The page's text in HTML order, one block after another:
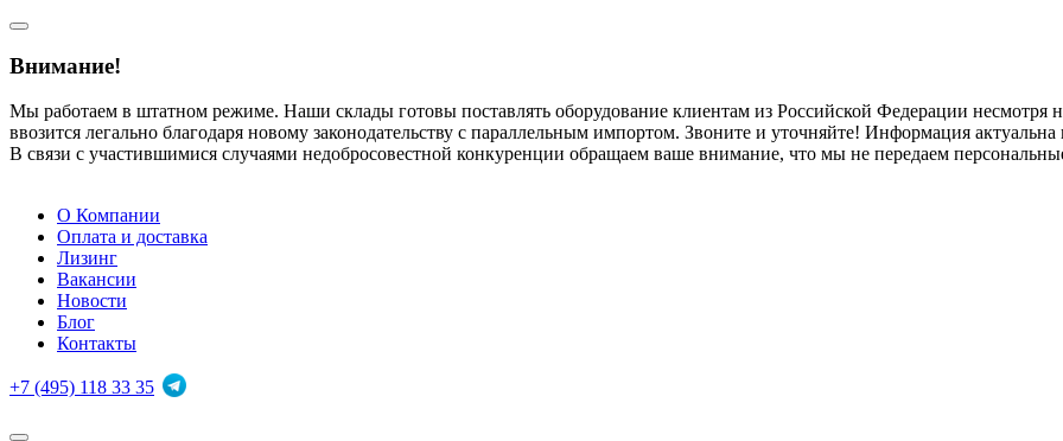
Внимание!
Мы работаем в штатном режиме. Наши склады готовы поставлять оборудование клиентам из Российской Федерации
ввозится легально благодаря новому законодательству с параллельным импортом. Звоните и уточняйте! Информация актуальна
В связи с участившимися случаями недобросовестной конкуренции обращаем ваше внимание, что мы не передаем
О Компании
Оплата и доставка
Лизинг
Вакансии
Новости
Блог
Контакты
+7 (495) 118 33 35